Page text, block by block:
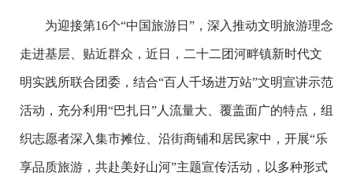
为迎接第16个“中国旅游日”，深入推动文明旅游理念
走进基层、贴近群众，近日，二十二团河畔镇新时代文
明实践所联合团委，结合“百人千场进万站”文明宣讲示范
活动，充分利用“巴扎日”人流量大、覆盖面广的特点，组
织志愿者深入集市摊位、沿街商铺和居民家中，开展“乐
享品质旅游，共赴美好山河”主题宣传活动，以多种形式